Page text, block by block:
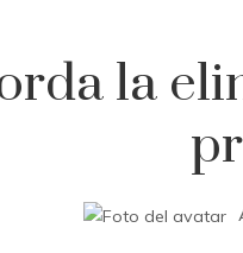
la